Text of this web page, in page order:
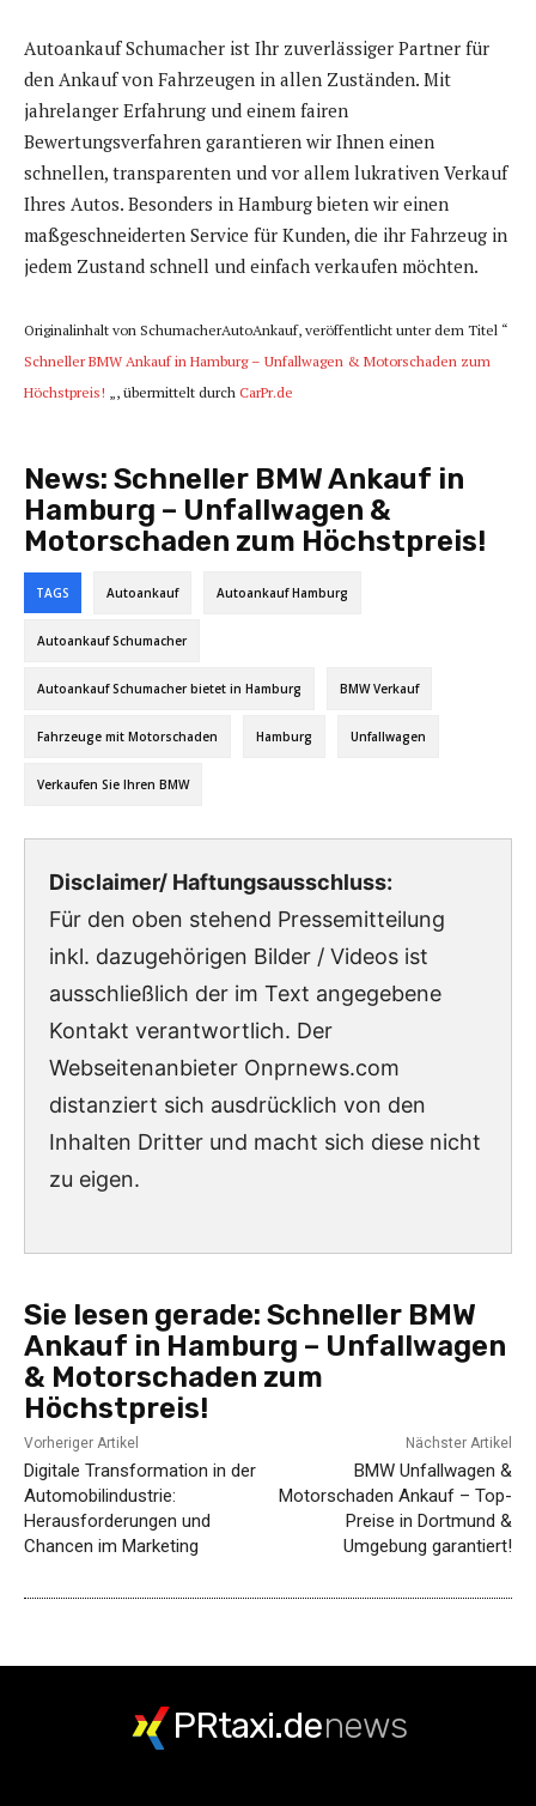
Autoankauf Schumacher ist Ihr zuverlässiger Partner für
den Ankauf von Fahrzeugen in allen Zuständen. Mit
jahrelanger Erfahrung und einem fairen
Bewertungsverfahren garantieren wir Ihnen einen
schnellen, transparenten und vor allem lukrativen Verkauf
Ihres Autos. Besonders in Hamburg bieten wir einen
maßgeschneiderten Service für Kunden, die ihr Fahrzeug in
jedem Zustand schnell und einfach verkaufen möchten.
Originalinhalt von SchumacherAutoAnkauf, veröffentlicht unter dem Titel “
Schneller BMW Ankauf in Hamburg – Unfallwagen & Motorschaden zum
Höchstpreis! „, übermittelt durch CarPr.de
News: Schneller BMW Ankauf in
Hamburg – Unfallwagen &
Motorschaden zum Höchstpreis!
TAGS Autoankauf Autoankauf Hamburg
Autoankauf Schumacher
Autoankauf Schumacher bietet in Hamburg BMW Verkauf
Fahrzeuge mit Motorschaden Hamburg Unfallwagen
Verkaufen Sie Ihren BMW
Disclaimer/ Haftungsausschluss:
Für den oben stehend Pressemitteilung
inkl. dazugehörigen Bilder / Videos ist
ausschließlich der im Text angegebene
Kontakt verantwortlich. Der
Webseitenanbieter Onprnews.com
distanziert sich ausdrücklich von den
Inhalten Dritter und macht sich diese nicht
zu eigen.
Sie lesen gerade: Schneller BMW
Ankauf in Hamburg – Unfallwagen
& Motorschaden zum
Höchstpreis!
Vorheriger Artikel
Digitale Transformation in der
Automobilindustrie:
Herausforderungen und
Chancen im Marketing
Nächster Artikel
BMW Unfallwagen &
Motorschaden Ankauf – Top-
Preise in Dortmund &
Umgebung garantiert!
PRtaxi.denews